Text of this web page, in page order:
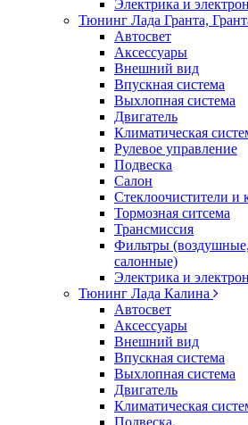
Электрика и
Тюнинг Лада Гранта,
Автосвет
Аксессуары
Внешний вид
Впускная система
Выхлопная система
Двигатель
Климатическая
Рулевое управление
Подвеска
Салон
Стеклоочистители
Тормозная ситсема
Трансмиссия
Фильтры
салонные)
Электрика и
Тюнинг Лада Калина
Автосвет
Аксессуары
Внешний вид
Впускная система
Выхлопная система
Двигатель
Климатическая
Подвеска